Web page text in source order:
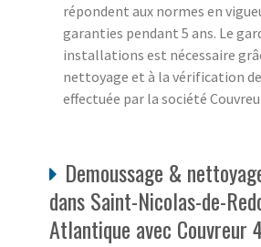
répondent aux normes en
garanties pendant 5 ans. Le
installations est nécessaire
nettoyage et à la vérification
effectuée par la société
Demoussage &
dans Saint-Nicolas-de-
Atlantique avec Couvreur